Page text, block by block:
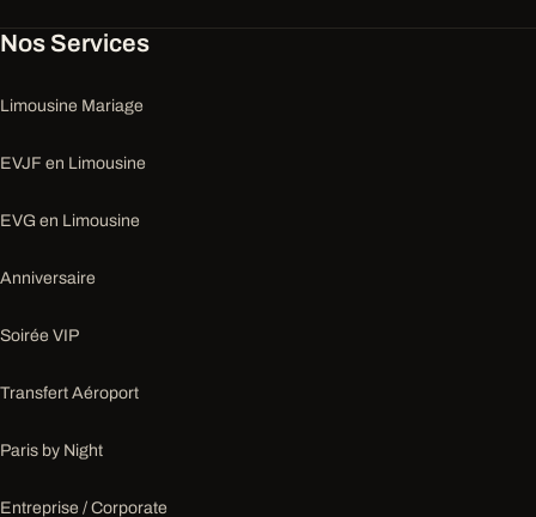
Nos Services
Limousine Mariage
EVJF en Limousine
EVG en Limousine
Anniversaire
Soirée VIP
Transfert Aéroport
Paris by Night
Entreprise / Corporate